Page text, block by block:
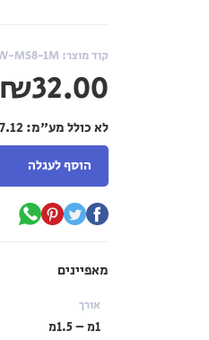
קוד מוצר: SW-MS8-1M
₪32.00
לא כולל מע"מ:
הוסף לעגלה
מאפיינים
אורך
1מ – 1.5מ